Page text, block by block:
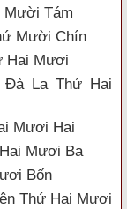
Mười Tám
Mười Chín
Hai Mươi
Đà La Thứ Hai
Mươi Hai
Mươi Ba
Bốn
Thứ Hai Mươi